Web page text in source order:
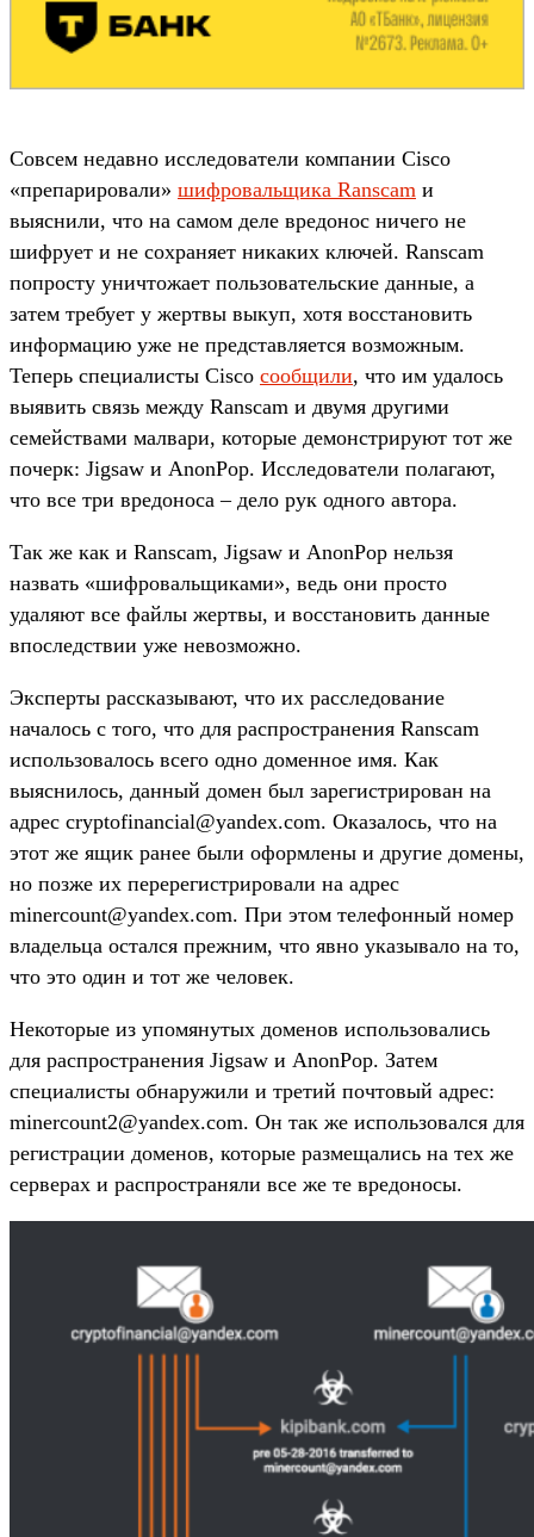
Совсем недавно исследователи компании Cisco
«препарировали» шифровальщика Ranscam и
выяснили, что на самом деле вредонос ничего не
шифрует и не сохраняет никаких ключей. Ranscam
попросту уничтожает пользовательские данные, а
затем требует у жертвы выкуп, хотя восстановить
информацию уже не представляется возможным.
Теперь специалисты Cisco сообщили, что им удалось
выявить связь между Ranscam и двумя другими
семействами малвари, которые демонстрируют тот же
почерк: Jigsaw и AnonPop. Исследователи полагают,
что все три вредоноса – дело рук одного автора.
Так же как и Ranscam, Jigsaw и AnonPop нельзя
назвать «шифровальщиками», ведь они просто
удаляют все файлы жертвы, и восстановить данные
впоследствии уже невозможно.
Эксперты рассказывают, что их расследование
началось с того, что для распространения Ranscam
использовалось всего одно доменное имя. Как
выяснилось, данный домен был зарегистрирован на
адрес cryptofinancial@yandex.com. Оказалось, что на
этот же ящик ранее были оформлены и другие домены,
но позже их перерегистрировали на адрес
minercount@yandex.com. При этом телефонный номер
владельца остался прежним, что явно указывало на то,
что это один и тот же человек.
Некоторые из упомянутых доменов использовались
для распространения Jigsaw и AnonPop. Затем
специалисты обнаружили и третий почтовый адрес:
minercount2@yandex.com. Он так же использовался для
регистрации доменов, которые размещались на тех же
серверах и распространяли все же те вредоносы.